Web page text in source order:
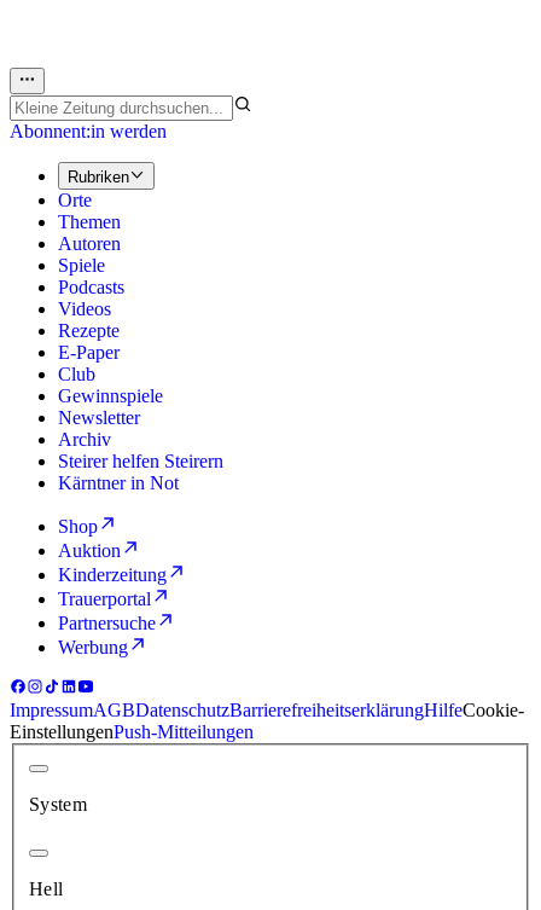
Abonnent:in werden
Rubriken
Orte
Themen
Autoren
Spiele
Podcasts
Videos
Rezepte
E-Paper
Club
Gewinnspiele
Newsletter
Archiv
Steirer helfen Steirern
Kärntner in Not
Shop
Auktion
Kinderzeitung
Trauerportal
Partnersuche
Werbung
ImpressumAGBDatenschutzBarrierefreiheitserklärungHilfeCookie-
EinstellungenPush-Mitteilungen
System
Hell